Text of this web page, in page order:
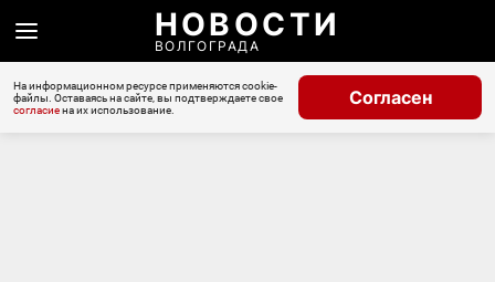
НОВОСТИ
ВОЛГОГРАДА
На информационном ресурсе применяются cookie-
файлы. Оставаясь на сайте, вы подтверждаете свое
согласиена их использование.
Согласен